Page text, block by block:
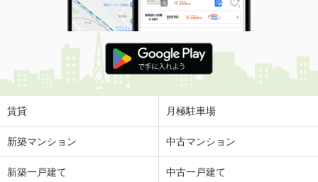
岩手県奥州市水沢真城字北塩加羅
価 格
4.15万円
住 所
岩手県奥州市水沢真城字北塩加羅
専有面積
岩手県花巻市諏訪町２
4.40万円
賃貸 月極駐車場
新築マンション 中古マンション
新築一戸建て 中古一戸建て